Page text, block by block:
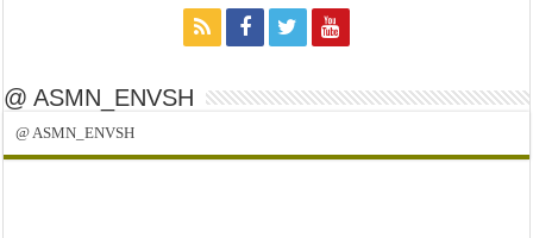
@ ASMN_ENVSH
@ ASMN_ENVSH